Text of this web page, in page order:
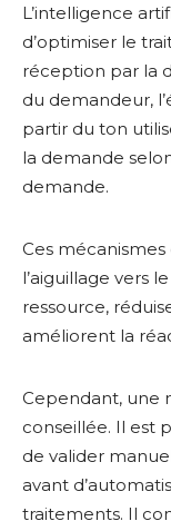
L’intelligence
d’optimiser le
réception par la
du demandeur,
partir du ton
la demande
demande.
Ces
l’aiguillage vers
ressource,
améliorent la
Cependant, une
conseillée. Il est
de valider
avant
traitements. Il